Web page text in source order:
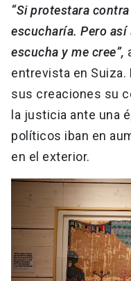
“Si protestara
escucharía. Pero
escucha y me cree”,
entrevista en Suiza.
sus creaciones su
la justicia ante una
políticos iban en
en el exterior.